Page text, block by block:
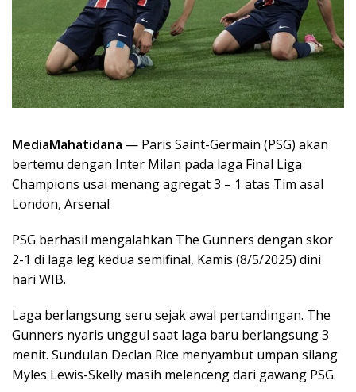
MediaMahatidana — Paris Saint-Germain (PSG) akan
bertemu dengan Inter Milan pada laga Final Liga
Champions usai menang agregat 3 – 1 atas Tim asal
London, Arsenal
PSG berhasil mengalahkan The Gunners dengan skor
2-1 di laga leg kedua semifinal, Kamis (8/5/2025) dini
hari WIB.
Laga berlangsung seru sejak awal pertandingan. The
Gunners nyaris unggul saat laga baru berlangsung 3
menit. Sundulan Declan Rice menyambut umpan silang
Myles Lewis-Skelly masih melenceng dari gawang PSG.